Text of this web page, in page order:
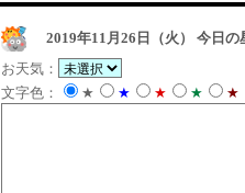
2019年11月26日（火）
今日
お天気：
文字色：
★ ★ ★ ★ ★